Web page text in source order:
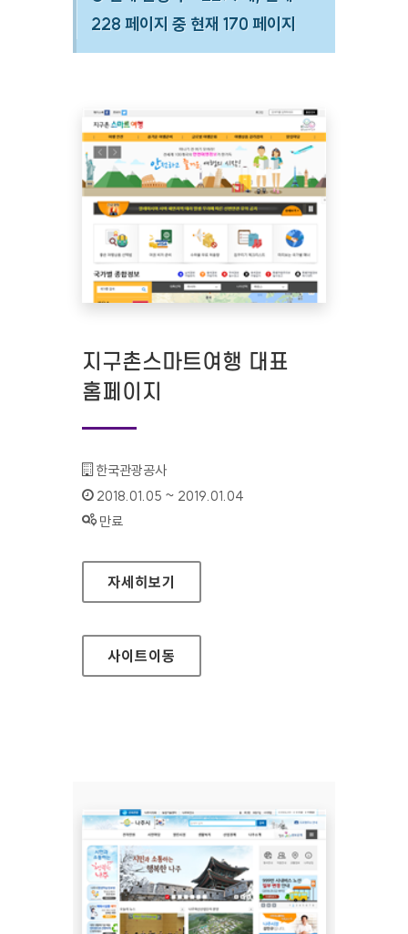
228 페이지 중 현재 170 페이지
지구촌스마트여행 대표
홈페이지
기관명 :
한국관광공사
인증기간 :
2018.01.05 ~ 2019.01.04
상태 :
만료
지구촌스마트여행 대표 홈페이지
자세히보기
사이트이동